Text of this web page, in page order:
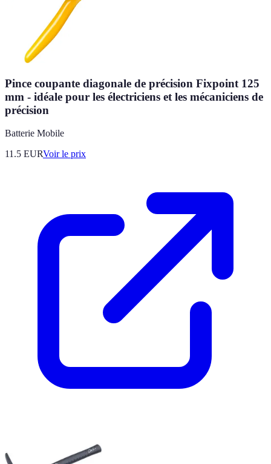
Pince coupante diagonale de précision Fixpoint 125
mm - idéale pour les électriciens et les mécaniciens de
précision
Batterie Mobile
11.5 EURVoir le prix